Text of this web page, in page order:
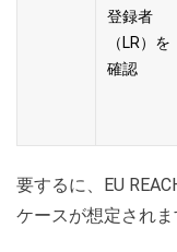
登録者
（LR）を
確認
要するに、EU
ケースが想定されま